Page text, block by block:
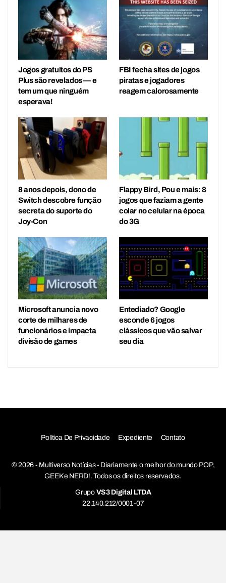
Jogos gratuitos do PS
Plus são revelados — e
tem um que ninguém
esperava!
FBI fecha sites de jogos
piratas e jogadores
reagem calorosamente
8 anos depois, dono de
Switch descobre função
secreta do suporte do
Joy-Con
Flappy Bird, Pou e mais: 8
jogos que faziam a gente
colar no celular na época
do 3G
Microsoft anuncia novo
corte de milhares de
funcionários e impacta
divisão de games
Entediado? Google
esconde 6 jogos
clássicos que vão salvar
seu dia
Política De Privacidade Expediente Contato
© 2026 - Multiverso Notícias - Diariamente o melhor do mundo POP,
GEEK e NERD!. Todos os direitos reservados.
Grupo VS3 Digital LTDA
22.140.212/0001-07